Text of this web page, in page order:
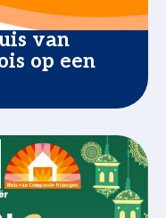
van
op een